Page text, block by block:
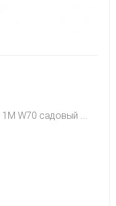
1M W70 садовый ...